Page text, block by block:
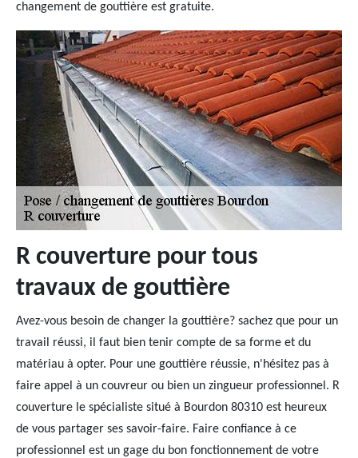
changement de gouttière est gratuite.
R couverture pour tous
travaux de gouttière
Avez-vous besoin de changer la gouttière? sachez que pour un
travail réussi, il faut bien tenir compte de sa forme et du
matériau à opter. Pour une gouttière réussie, n'hésitez pas à
faire appel à un couvreur ou bien un zingueur professionnel. R
couverture le spécialiste situé à Bourdon 80310 est heureux
de vous partager ses savoir-faire. Faire confiance à ce
professionnel est un gage du bon fonctionnement de votre